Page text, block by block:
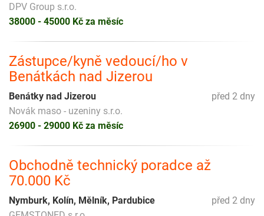
DPV Group s.r.o.
38000 - 45000 Kč za měsíc
Zástupce/kyně vedoucí/ho v
Benátkách nad Jizerou
před 2 dny
Benátky nad Jizerou
Novák maso - uzeniny s.r.o.
26900 - 29000 Kč za měsíc
Obchodně technický poradce až
70.000 Kč
před 2 dny
Nymburk, Kolín, Mělník, Pardubice